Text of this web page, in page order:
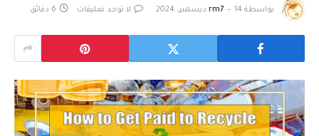
بواسطة rm7 14 ديسمبر، 2024 لا توجد تعليقات 6 دقائق